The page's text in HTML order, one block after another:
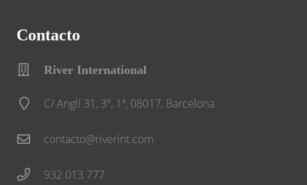
Contacto
River International
C/ Anglí 31, 3º, 1ª, 08017, Barcelona
contacto@riverint.com
932 013 777